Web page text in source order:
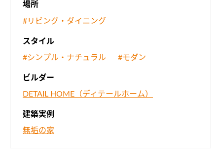
場所
#リビング・ダイニング
スタイル
#シンプル・ナチュラル #モダン
ビルダー
DETAIL HOME（ディテールホーム）
建築実例
無垢の家